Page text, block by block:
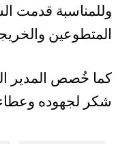
وللمناسبة قدمت
المتطوعين
كما خُصص المدير
شكر لجهوده